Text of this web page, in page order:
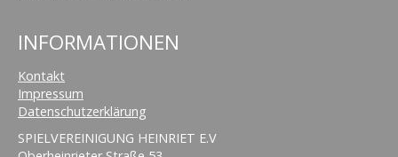
INFORMATIONEN
Kontakt
Impressum
Datenschutzerklärung
SPIELVEREINIGUNG HEINRIET E.V